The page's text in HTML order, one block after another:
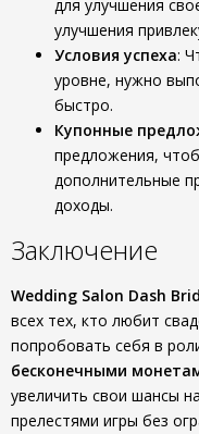
для улучшения
улучшения
Условия успеха:
уровне, нужно
быстро.
Купонные
предложения,
дополнительные
доходы.
Заключение
Wedding Salon Dash
всех тех, кто любит
попробовать себя в
бесконечными
увеличить свои шансы
прелестями игры без